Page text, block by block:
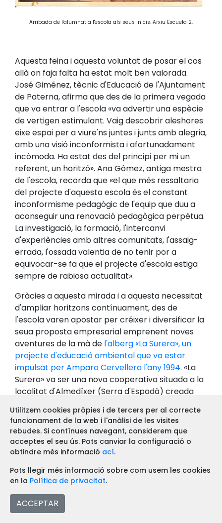
Arribada de l'alumnat a l'escola als seus inicis. Arxiu Escuela 2.
Aquesta feina i aquesta voluntat de posar el cos
allà on faja falta ha estat molt ben valorada.
José Giménez, tècnic d'Educació de l'Ajuntament
de Paterna, afirma que des de la primera vegada
que va entrar a l'escola «va advertir una espècie
de vertigen estimulant. Vaig descobrir aleshores
eixe espai per a viure'ns juntes i junts amb alegria,
amb una visió inconformista i afortunadament
incòmoda. Ha estat des del principi per mi un
referent, un horitzó». Ana Gómez, antiga mestra
de l'escola, recorda que «el que més ressaltaria
del projecte d'aquesta escola és el constant
inconformisme pedagògic de l'equip que duu a
aconseguir una renovació pedagògica perpètua.
La investigació, la formació, l'intercanvi
d'experiències amb altres comunitats, l'assaig-
errada, l'ossada valentia de no tenir por a
equivocar-se fa que el projecte d'escola estiga
sempre de rabiosa actualitat».
Gràcies a aquesta mirada i a aquesta necessitat
d'ampliar horitzons contínuament, des de
l'escola varen apostar per créixer i diversificar la
seua proposta empresarial emprenent noves
aventures de la mà de l'alberg «La Surera», un
projecte d'educació ambiental que va estar
impulsat per Amparo Cervellera l'any 1994. «La
Surera» va ser una nova cooperativa situada a la
localitat d'Almedíxer (Serra d'Espadà) creada
guiat el camí de l'escola. Tal com s'assenyala al
llibre: «el projecte es va desenvolupar vinculat a
la vida de poble i el seu entorn, posant en marxa
diferents activitats de divulgació, amb l'objectiu
ser un referent important d'Educació
Mediambiental».
«La Surera», finalment, va seguir el seu camí i
Utilitzem cookies pròpies i de tercers per al correcte
funcionament de la web i l'anàlisi de les visites
rebudes. Si contínues navegant, considerem que
acceptes el seu ús. Pots canviar la configuració o
obtindre més informació ací.
Pots llegir més informació sobre com usem les cookies
en la Política de privacitat.
ACCEPTAR